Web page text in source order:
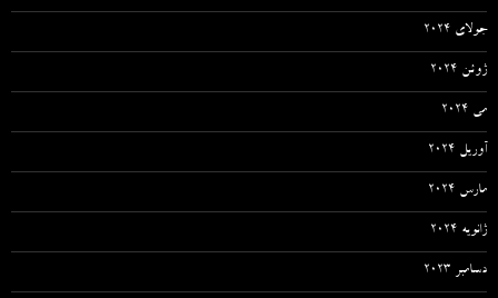
جولای 2024
ژوئن 2024
می 2024
آوریل 2024
مارس 2024
ژانویه 2024
دسامبر 2023